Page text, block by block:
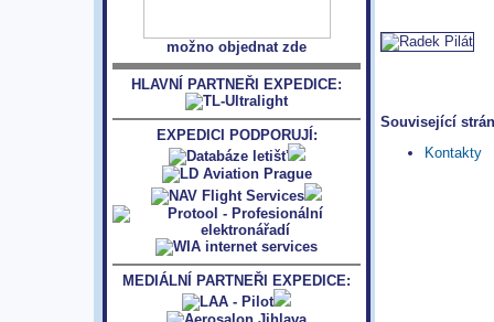
možno objednat zde
HLAVNÍ PARTNEŘI EXPEDICE:
EXPEDICI PODPORUJÍ:
MEDIÁLNÍ PARTNEŘI EXPEDICE:
Související
Kontakty